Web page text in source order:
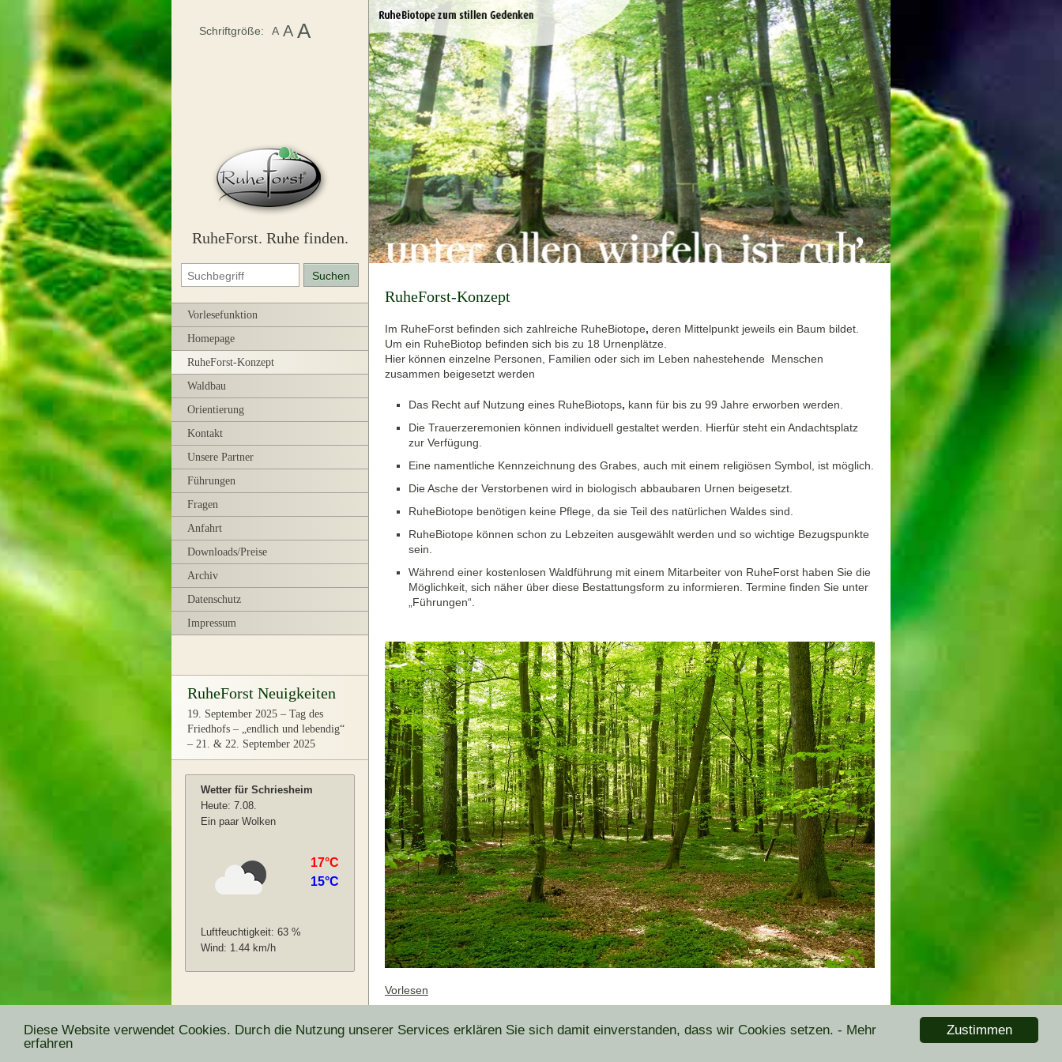
Zustimmen
Diese Website verwendet Cookies. Durch die Nutzung unserer Services erklären Sie sich damit einverstanden, dass wir Cookies setzen. - Mehr
erfahren
RuheForst. Ruhe finden.
Vorlesefunktion
Homepage
RuheForst-Konzept
Waldbau
Orientierung
Kontakt
Unsere Partner
Führungen
Fragen
Anfahrt
Downloads/Preise
Archiv
Datenschutz
Impressum
RuheForst Neuigkeiten
19. September 2025 – Tag des
Friedhofs – „endlich und lebendig“
– 21. & 22. September 2025
Schriftgröße: A A A
RuheForst-Konzept
Im RuheForst befinden sich zahlreiche RuheBiotope, deren Mittelpunkt jeweils ein Baum bildet.
Um ein RuheBiotop befinden sich bis zu 18 Urnenplätze.
Hier können einzelne Personen, Familien oder sich im Leben nahestehende Menschen
zusammen beigesetzt werden
Das Recht auf Nutzung eines RuheBiotops, kann für bis zu 99 Jahre erworben werden.
Die Trauerzeremonien können individuell gestaltet werden. Hierfür steht ein Andachtsplatz
zur Verfügung.
Eine namentliche Kennzeichnung des Grabes, auch mit einem religiösen Symbol, ist möglich.
Die Asche der Verstorbenen wird in biologisch abbaubaren Urnen beigesetzt.
RuheBiotope benötigen keine Pflege, da sie Teil des natürlichen Waldes sind.
RuheBiotope können schon zu Lebzeiten ausgewählt werden und so wichtige Bezugspunkte
sein.
Während einer kostenlosen Waldführung mit einem Mitarbeiter von RuheForst haben Sie die
Möglichkeit, sich näher über diese Bestattungsform zu informieren. Termine finden Sie unter
„Führungen“.
Vorlesen